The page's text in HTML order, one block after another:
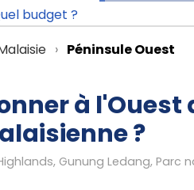
budget ?
Péninsule Ouest
à l'Ouest
?